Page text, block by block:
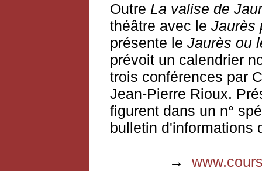
Outre La valise de
théâtre avec le Jaurès
présente le Jaurès ou
prévoit un calendrier
trois conférences par
Jean-Pierre Rioux.
figurent dans un n°
bulletin d'informations
→